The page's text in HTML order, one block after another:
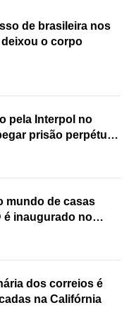
de brasileira nos
deixou o corpo
pela Interpol no
prisão perpétua
mundo de casas
é inaugurado no
dos correios é
na Califórnia